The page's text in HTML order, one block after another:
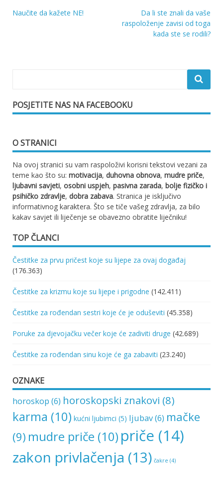
Naučite da kažete NE!
Da li ste znali da vaše
raspoloženje zavisi od toga
kada ste se rodili?
POSJETITE NAS NA FACEBOOKU
O STRANICI
Na ovoj stranici su vam raspoloživi korisni tekstovi vezani za
teme kao što su: motivacija, duhovna obnova, mudre priče,
ljubavni savjeti, osobni uspjeh, pasivna zarada, bolje fizičko i
psihičko zdravlje, dobra zabava. Stranica je isključivo
informativnog karaktera. Što se tiče vašeg zdravlja, za bilo
kakav savjet ili liječenje se obavezno obratite liječniku!
TOP ČLANCI
Čestitke za prvu pričest koje su lijepe za ovaj događaj
(176.363)
Čestitke za krizmu koje su lijepe i prigodne (142.411)
Čestitke za rođendan sestri koje će je oduševiti (45.358)
Poruke za djevojačku večer koje će zadiviti druge (42.689)
Čestitke za rođendan sinu koje će ga zabaviti (23.240)
OZNAKE
horoskop (6) horoskopski znakovi (8)
karma (10) kućni ljubimci (5) ljubav(6) mačke
(9) mudre priče (10) priče (14)
zakon privlačenja (13) čakre (4)